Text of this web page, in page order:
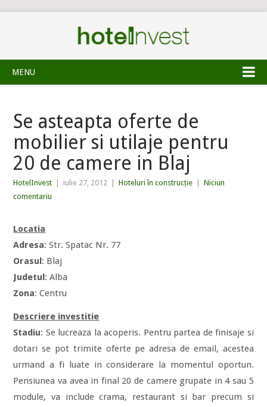
MENU
Se asteapta oferte de
mobilier si utilaje pentru
20 de camere in Blaj
HotelInvest iulie 27, 2012 Hoteluri în construcție
Niciun
comentariu
Locatia
Adresa: Str. Spatac Nr. 77
Orasul: Blaj
Judetul: Alba
Zona: Centru
Descriere investitie
Stadiu: Se lucreaza la acoperis. Pentru partea de finisaje si
dotari se pot trimite oferte pe adresa de email, acestea
urmand a fi luate in considerare la momentul oportun.
Pensiunea va avea in final 20 de camere grupate in 4 sau 5
module, va include crama, restaurant si bar precum si